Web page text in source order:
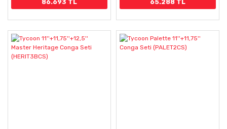
86.693 TL 65.288 TL